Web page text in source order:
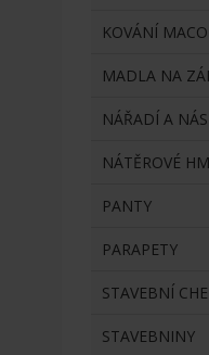
KOVÁNÍ MACO
MADLA NA
NÁŘADÍ A
NÁTĚROVÉ
PANTY
PARAPETY
STAVEBNÍ
STAVEBNINY